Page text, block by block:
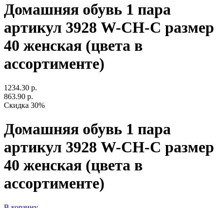
Домашняя обувь 1 пара
артикул 3928 W-CH-C размер
40 женская (цвета в
ассортименте)
1234.30 р.
863.90 р.
Скидка 30%
Домашняя обувь 1 пара
артикул 3928 W-CH-C размер
40 женская (цвета в
ассортименте)